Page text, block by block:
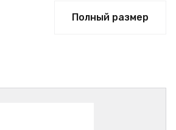
Полный размер